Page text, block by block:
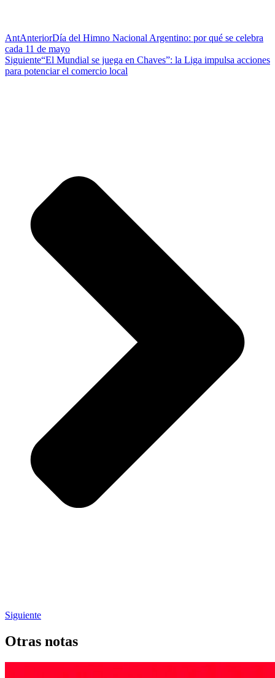
AntAnteriorDía del Himno Nacional Argentino: por qué se celebra
cada 11 de mayo
Siguiente“El Mundial se juega en Chaves”: la Liga impulsa acciones
para potenciar el comercio local
Siguiente
Otras notas